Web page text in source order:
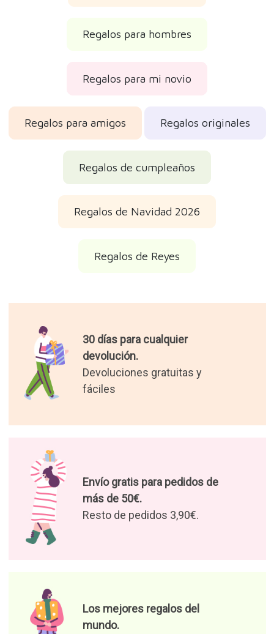
Regalos para hombres
Regalos para mi novio
Regalos para amigos Regalos originales
Regalos de cumpleaños
Regalos de Navidad 2026
Regalos de Reyes
30 días para cualquier
devolución.
Devoluciones gratuitas y
fáciles
Envío gratis para pedidos de
más de 50€.
Resto de pedidos 3,90€.
Los mejores regalos del
mundo.